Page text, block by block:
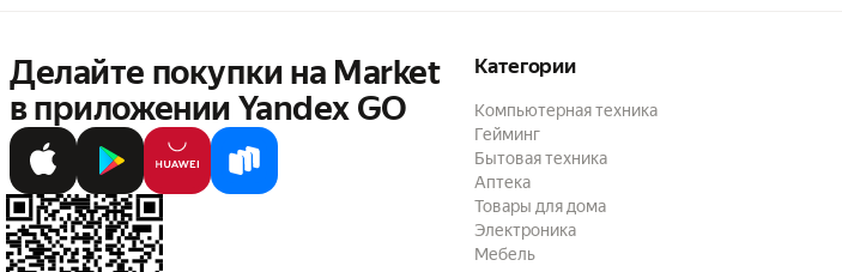
Делайте покупки на Market
в приложении Yandex GO
Категории
Компьютерная техника
Гейминг
Бытовая техника
Аптека
Товары для дома
Электроника
Мебель